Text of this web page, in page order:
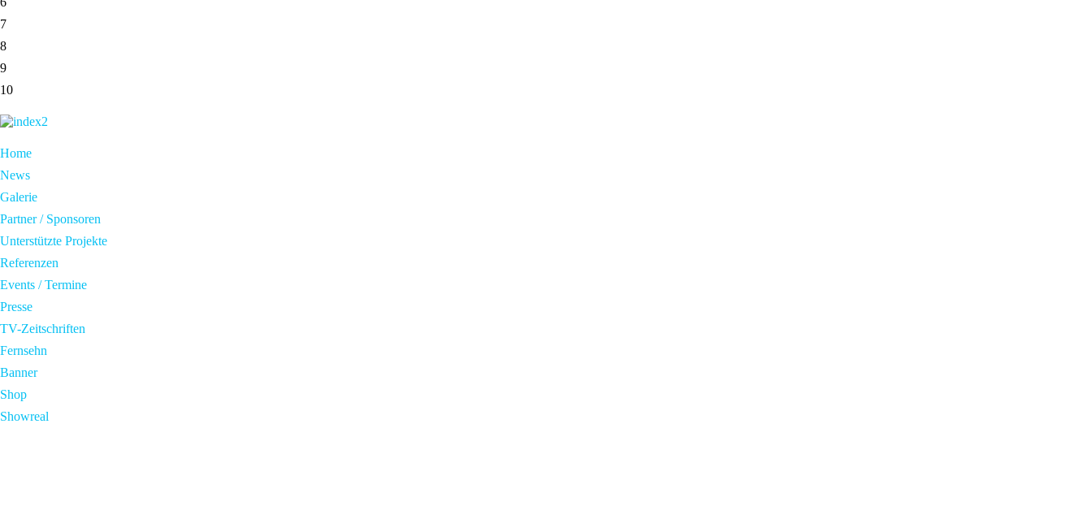
7
8
9
10
Home
News
Galerie
Partner / Sponsoren
Unterstützte Projekte
Referenzen
Events / Termine
Presse
TV-Zeitschriften
Fernsehn
Banner
Shop
Showreal